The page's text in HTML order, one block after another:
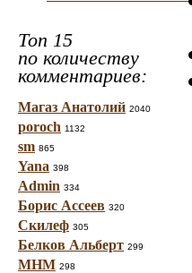
Топ 15
по количеству
комментариев:
Магаз Анатолий 2040
poroch 1132
sm 865
Yana 398
Admin 334
Борис Ассеев 320
Скилеф 305
Белков Альберт 299
МНМ 298